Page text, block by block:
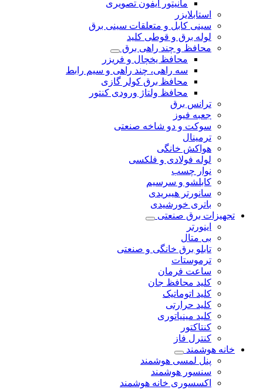
مانیتور آیفون تصویری
استابلایزر
سینی کابل و متعلقات سینی برق
لوله برق و قوطی کلید
محافظ و چند راهی برق
محافظ یخچال و فریزر
سه راهی، چند راهی و سیم رابط
محافظ برق کولر گازی
محافظ ولتاژ ورودی کنتور
ترانس برق
جعبه فیوز
سوکت و دو شاخه صنعتی
ترمینال
هواکش خانگی
لوله فولادی و فلکسی
نوار چسب
کابلشو و سرسیم
سانورتر هیبریدی
باتری خورشیدی
تجهیزات برق صنعتی
اینورتر
بی متال
تابلو برق خانگی و صنعتی
ترموستات
ساعت فرمان
کلید محافظ جان
کلید اتوماتیک
کلید حرارتی
کلید مینیاتوری
کنتاکتور
کنترل فاز
خانه هوشمند
پنل لمسی هوشمند
سنسور هوشمند
اکسسوری خانه هوشمند